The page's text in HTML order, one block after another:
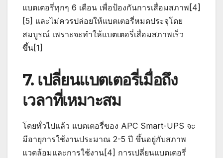
แบตเตอรี่ทุกๆ 6 เดือน เพื่อป้องกันการเสื่อมสภาพ[4]
[5] และไม่ควรปล่อยให้แบตเตอรี่หมดประจุโดย
สมบูรณ์ เพราะจะทำให้แบตเตอรี่เสื่อมสภาพเร็ว
ขึ้น[1]
7. เปลี่ยนแบตเตอรี่เมื่อถึง
เวลาที่เหมาะสม
โดยทั่วไปแล้ว แบตเตอรี่ของ APC Smart-UPS จะ
มีอายุการใช้งานประมาณ 2-5 ปี ขึ้นอยู่กับสภาพ
แวดล้อมและการใช้งาน[4] การเปลี่ยนแบตเตอรี่